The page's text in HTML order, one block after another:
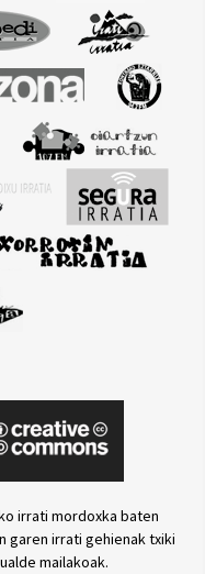
irrati mordoxka baten
garen irrati gehienak txiki
mailakoak.